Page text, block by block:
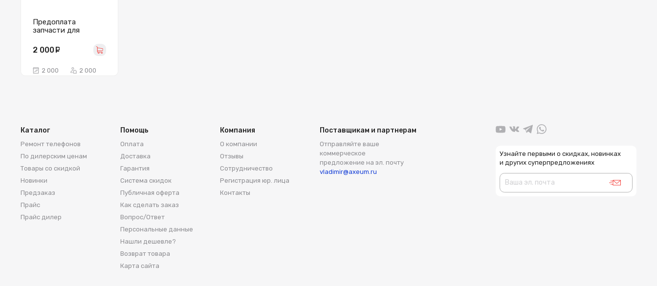
Предоплата
запчасти для
устройства
_____________
_____________
2 000 руб.
2 000 2 000
Каталог
Ремонт телефонов
По дилерским ценам
Товары со скидкой
Новинки
Предзаказ
Прайс
Прайс дилер
Помощь
Оплата
Доставка
Гарантия
Система скидок
Публичная оферта
Как сделать заказ
Вопрос/Ответ
Персональные данные
Нашли дешевле?
Возврат товара
Карта сайта
Компания
О компании
Отзывы
Сотрудничество
Регистрация юр. лица
Контакты
Поставщикам и партнерам
Отправляйте ваше
коммерческое
предложение на эл. почту
vladimir@axeum.ru
Узнайте первыми о скидках, новинках
и других суперпредложениях